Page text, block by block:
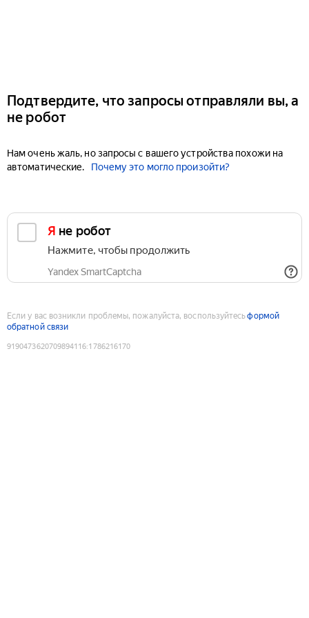
Подтвердите, что запросы отправляли вы, а
не робот
Нам очень жаль, но запросы с вашего устройства похожи на
автоматические.
Почему это могло произойти?
Я не робот
Нажмите, чтобы продолжить
Yandex SmartCaptcha
Если у вас возникли проблемы, пожалуйста, воспользуйтесьформой
обратной связи
9190473620709894116:1786216170